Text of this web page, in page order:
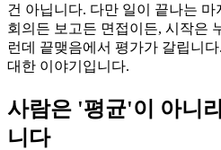
건 아닙니다. 다만 일이 끝나는
회의든 보고든 면접이든, 시작은
런데 끝맺음에서 평가가 갈립니
대한 이야기입니다.
사람은 '평균'이 아니
니다